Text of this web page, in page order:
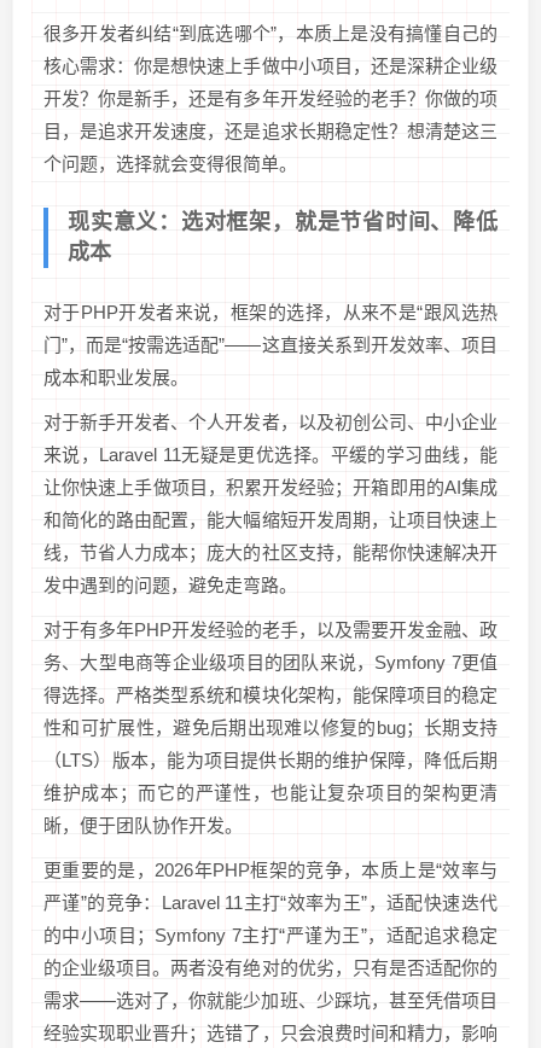
很多开发者纠结“到底选哪个”，本质上是没有搞懂自己的
核心需求：你是想快速上手做中小项目，还是深耕企业级
开发？你是新手，还是有多年开发经验的老手？你做的项
目，是追求开发速度，还是追求长期稳定性？想清楚这三
个问题，选择就会变得很简单。
现实意义：选对框架，就是节省时间、降低
成本
对于PHP开发者来说，框架的选择，从来不是“跟风选热
门”，而是“按需选适配”——这直接关系到开发效率、项目
成本和职业发展。
对于新手开发者、个人开发者，以及初创公司、中小企业
来说，Laravel 11无疑是更优选择。平缓的学习曲线，能
让你快速上手做项目，积累开发经验；开箱即用的AI集成
和简化的路由配置，能大幅缩短开发周期，让项目快速上
线，节省人力成本；庞大的社区支持，能帮你快速解决开
发中遇到的问题，避免走弯路。
对于有多年PHP开发经验的老手，以及需要开发金融、政
务、大型电商等企业级项目的团队来说，Symfony 7更值
得选择。严格类型系统和模块化架构，能保障项目的稳定
性和可扩展性，避免后期出现难以修复的bug；长期支持
（LTS）版本，能为项目提供长期的维护保障，降低后期
维护成本；而它的严谨性，也能让复杂项目的架构更清
晰，便于团队协作开发。
更重要的是，2026年PHP框架的竞争，本质上是“效率与
严谨”的竞争：Laravel 11主打“效率为王”，适配快速迭代
的中小项目；Symfony 7主打“严谨为王”，适配追求稳定
的企业级项目。两者没有绝对的优劣，只有是否适配你的
需求——选对了，你就能少加班、少踩坑，甚至凭借项目
经验实现职业晋升；选错了，只会浪费时间和精力，影响